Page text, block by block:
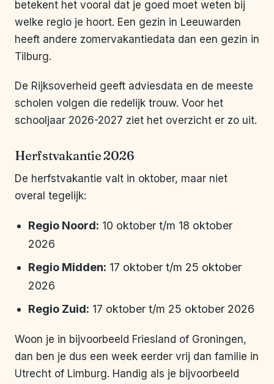
betekent het vooral dat je goed moet weten bij
welke regio je hoort. Een gezin in Leeuwarden
heeft andere zomervakantiedata dan een gezin in
Tilburg.
De Rijksoverheid geeft adviesdata en de meeste
scholen volgen die redelijk trouw. Voor het
schooljaar 2026-2027 ziet het overzicht er zo uit.
Herfstvakantie 2026
De herfstvakantie valt in oktober, maar niet
overal tegelijk:
Regio Noord: 10 oktober t/m 18 oktober
2026
Regio Midden: 17 oktober t/m 25 oktober
2026
Regio Zuid: 17 oktober t/m 25 oktober 2026
Woon je in bijvoorbeeld Friesland of Groningen,
dan ben je dus een week eerder vrij dan familie in
Utrecht of Limburg. Handig als je bijvoorbeeld